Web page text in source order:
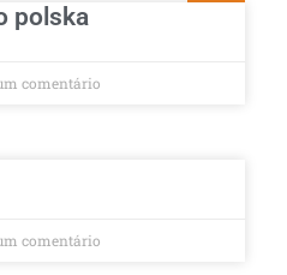
polska
comentário
comentário